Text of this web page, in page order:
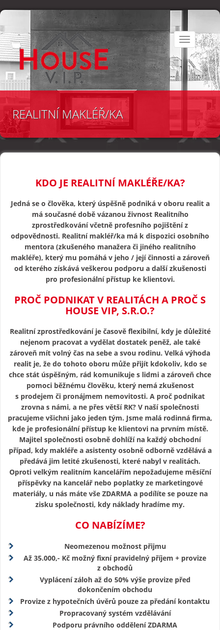
Toggle
navigation
REALITNÍ MAKLÉŘ/KA
KDO JE REALITNÍ MAKLÉŘE/KA?
Jedná se o člověka, který úspěšně podniká v oboru realit a
má současné době vázanou živnost Realitního
zprostředkování včetně profesního pojištění z
odpovědnosti. Realitní makléř/ka má k dispozici osobního
mentora (zkušeného manažera či jiného realitního
makléře), který mu pomáhá v jeho / její činnosti a zároveň
od kterého získává veškerou podporu a další zkušenosti
pro profesionální přístup ke klientovi.
PROČ PODNIKAT V REALITÁCH A PROČ S
HOUSE VIP, S.R.O.?
Realitní zprostředkování je časově flexibilní, kdy je důležité
nejenom pracovat a vydělat dostatek peněž, ale také
zároveň mít volný čas na sebe a svou rodinu. Velká výhoda
realit je, že do tohoto oboru může přijít kdokoliv, kdo se
chce stát úspěšným, rád komunikuje s lidmi a zároveň chce
pomoci běžnému člověku, který nemá zkušenost
s prodejem či pronájmem nemovitosti. A proč podnikat
zrovna s námi, a ne přes větší RK? V naší společnosti
pracujeme všichni jako jeden tým. Jsme malá rodinná firma,
kde je profesionální přístup ke klientovi na prvním místě.
Majitel společnosti osobně dohlíží na každý obchodní
případ, kdy makléře a asistenty osobně odborně vzdělává a
předává jim letité zkušenosti, které nabyl v realitách.
Oproti velkým realitním kancelářím nepožadujeme měsíční
příspěvky na kancelář nebo poplatky ze marketingové
materiály, u nás máte vše ZDARMA a podílíte se pouze na
zisku společnosti, kdy náklady hradíme my.
CO NABÍZÍME?
Neomezenou možnost přijmu
Až 35.000,- Kč možný fixní pravidelný příjem + provize
z obchodů
Vyplácení záloh až do 50% výše provize před
dokončením obchodu
Provize z hypotečních úvěrů pouze za předání kontaktu
Propracovaný systém vzdělávání
Podporu právního oddělení ZDARMA